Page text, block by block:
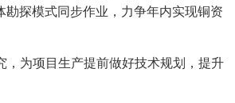
勘探模式同步作业，力争年内实现铜资
，为项目生产提前做好技术规划，提升